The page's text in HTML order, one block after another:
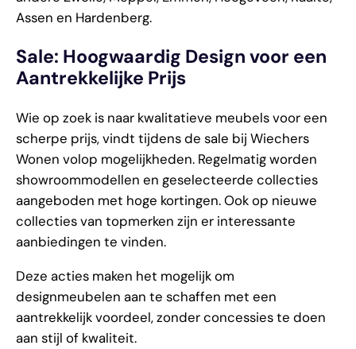
Assen en Hardenberg.
Sale: Hoogwaardig Design voor een
Aantrekkelijke Prijs
Wie op zoek is naar kwalitatieve meubels voor een
scherpe prijs, vindt tijdens de sale bij Wiechers
Wonen volop mogelijkheden. Regelmatig worden
showroommodellen en geselecteerde collecties
aangeboden met hoge kortingen. Ook op nieuwe
collecties van topmerken zijn er interessante
aanbiedingen te vinden.
Deze acties maken het mogelijk om
designmeubelen aan te schaffen met een
aantrekkelijk voordeel, zonder concessies te doen
aan stijl of kwaliteit.